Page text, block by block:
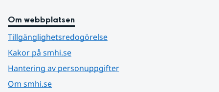
Om webbplatsen
Tillgänglighetsredogörelse
Kakor på smhi.se
Hantering av personuppgifter
Om smhi.se